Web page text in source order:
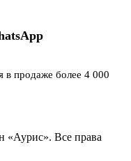
в продаже более 4 000
«Аурис». Все права